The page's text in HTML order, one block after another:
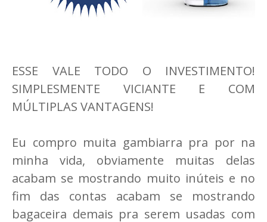
ESSE VALE TODO O INVESTIMENTO!
SIMPLESMENTE VICIANTE E COM
MÚLTIPLAS VANTAGENS!
Eu compro muita gambiarra pra por na
minha vida, obviamente muitas delas
acabam se mostrando muito inúteis e no
fim das contas acabam se mostrando
bagaceira demais pra serem usadas com